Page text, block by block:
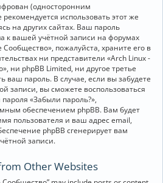
(односторонним
использовать этот же
на других сайтах. Ваш пароль
к вашей учётной записи на форумах
Сообщество», пожалуйста, храните его в
ни представители «Arch Linux -
ни phpBB Limited, ни другое третье
ваш пароль. В случае, если вы забудете
записи, вы сможете воспользоваться
«Забыли пароль?»,
обеспечением phpBB. Вам будет
пользователя и ваш адрес email,
phpBB сгенерирует вам
записи.
Other Websites